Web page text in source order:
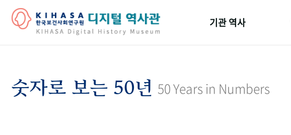
기관 역사
숫자로 보는 50년 50 Years in Numbers